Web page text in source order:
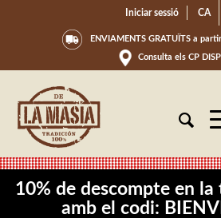
Iniciar sessió CA
ENVIAMENTS GRATUÏTS a
Consulta els CP
10% de descompte en la
amb el codi: